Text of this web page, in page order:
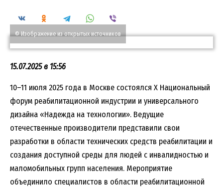
© Изображение из открытых источников
15.07.2025 в 15:56
10–11 июля 2025 года в Москве состоялся X Национальный
форум реабилитационной индустрии и универсального
дизайна «Надежда на технологии». Ведущие
отечественные производители представили свои
разработки в области технических средств реабилитации и
создания доступной среды для людей с инвалидностью и
маломобильных групп населения. Мероприятие
объединило специалистов в области реабилитационной